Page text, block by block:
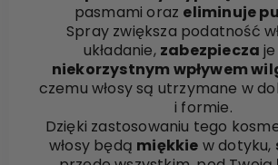
pasmami oraz eliminuje
Spray zwiększa podatność
układanie, zabezpiecza je
niekorzystnym wpływem
czemu włosy są utrzymane w
i formie.
Dzięki zastosowaniu tego
włosy będą miękkie w dotyku,